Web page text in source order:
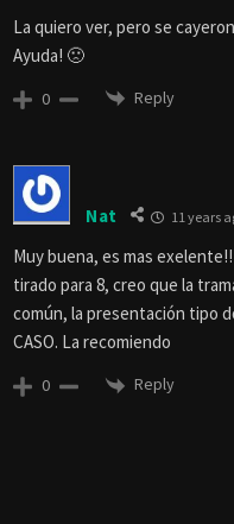
La quiero ver, pero se
Ayuda! 🙁
0 Reply
Nat 11 years
Muy buena, es mas
tirado para 8, creo que la
común, la presentación tipo
CASO. La recomiendo
0 Reply